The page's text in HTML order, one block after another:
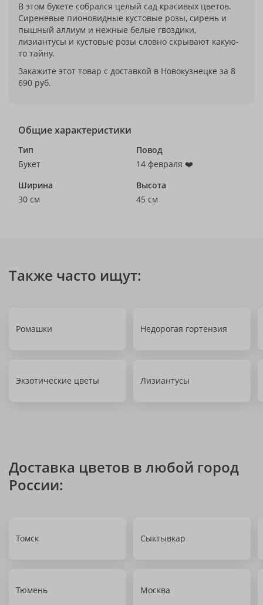
В этом букете собрался целый сад красивых цветов.
Сиреневые пионовидные кустовые розы, сирень и
пышный аллиум и нежные белые гвоздики,
лизиантусы и кустовые розы словно скрывают какую-
то тайну.
Закажите этот товар с доставкой в Новокузнецке за 8
690 руб.
Общие характеристики
Тип
Букет
Повод
14 февраля ❤️
Ширина
30 см
Высота
45 см
Также часто ищут:
Ромашки Недорогая гортензия
Экзотические цветы Лизиантусы
Доставка цветов в любой город
России:
Томск Сыктывкар
Тюмень Москва